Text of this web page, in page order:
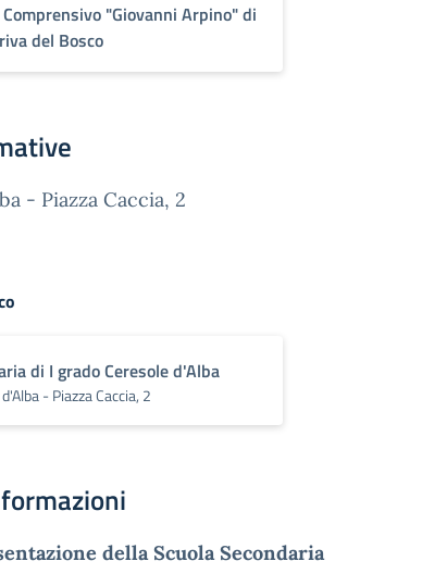
"Giovanni Arpino" di
del Bosco
- Piazza Caccia, 2
di I grado Ceresole d'Alba
- Piazza Caccia, 2
della Scuola Secondaria